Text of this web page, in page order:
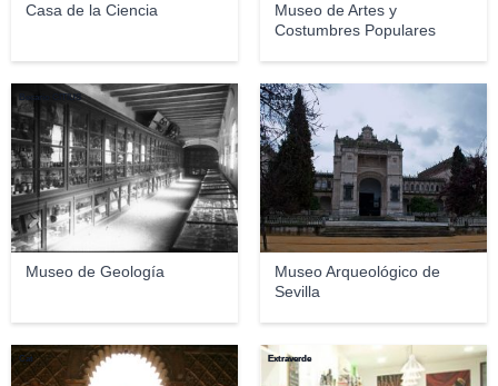
Casa de la Ciencia
Museo de Artes y
Costumbres Populares
Museo de Geología
Becario CITIUS
Museo Arqueológico de
Sevilla
Anual
Cat Extraverde